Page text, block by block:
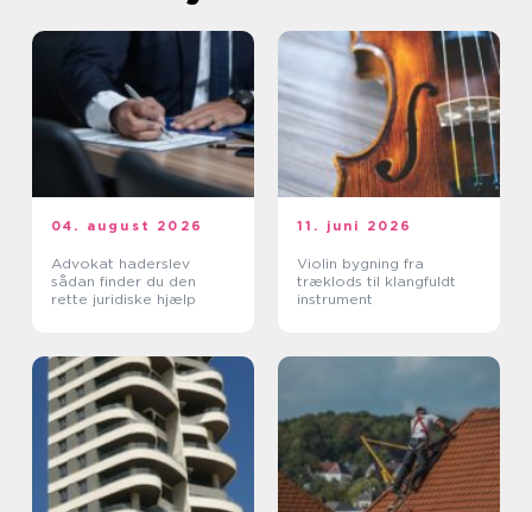
04. august 2026
Advokat haderslev
sådan finder du den
rette juridiske hjælp
11. juni 2026
Violin bygning fra
træklods til klangfuldt
instrument